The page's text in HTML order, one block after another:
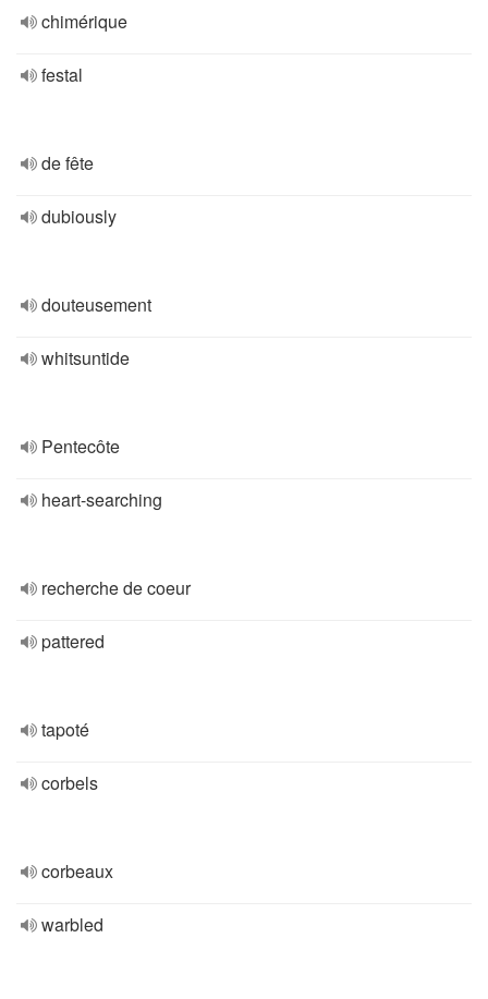
chimérique
festal
de fête
dubiously
douteusement
whitsuntide
Pentecôte
heart-searching
recherche de coeur
pattered
tapoté
corbels
corbeaux
warbled